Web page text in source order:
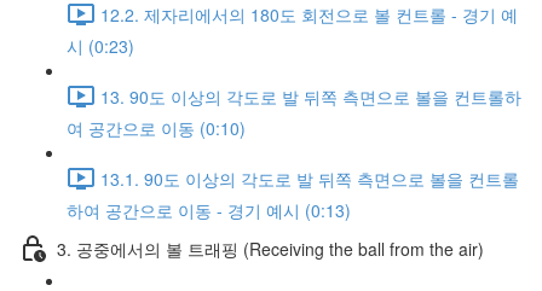
12.2. 제자리에서의 180도 회전으로 볼 컨트롤 - 경기 예
시 (0:23)
13. 90도 이상의 각도로 발 뒤쪽 측면으로 볼을 컨트롤하
여 공간으로 이동 (0:10)
13.1. 90도 이상의 각도로 발 뒤쪽 측면으로 볼을 컨트롤
하여 공간으로 이동 - 경기 예시 (0:13)
3. 공중에서의 볼 트래핑 (Receiving the ball from the air)